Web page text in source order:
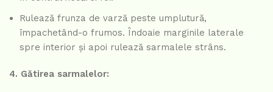
Rulează frunza de varză peste umplutură,
împachetând-o frumos. Îndoaie marginile laterale
spre interior și apoi rulează sarmalele strâns.
4. Gătirea sarmalelor: